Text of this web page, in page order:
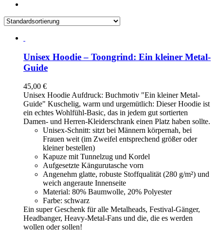
Unisex Hoodie – Toongrind: Ein kleiner Metal-
Guide
45,00 €
Unisex Hoodie Aufdruck: Buchmotiv "Ein kleiner Metal-
Guide" Kuschelig, warm und urgemütlich: Dieser Hoodie ist
ein echtes Wohlfühl-Basic, das in jedem gut sortierten
Damen- und Herren-Kleiderschrank einen Platz haben sollte.
Unisex-Schnitt: sitzt bei Männern körpernah, bei
Frauen weit (im Zweifel entsprechend größer oder
kleiner bestellen)
Kapuze mit Tunnelzug und Kordel
Aufgesetzte Kängurutasche vorn
Angenehm glatte, robuste Stoffqualität (280 g/m²) und
weich angeraute Innenseite
Material: 80% Baumwolle, 20% Polyester
Farbe: schwarz
Ein super Geschenk für alle Metalheads, Festival-Gänger,
Headbanger, Heavy-Metal-Fans und die, die es werden
wollen oder sollen!